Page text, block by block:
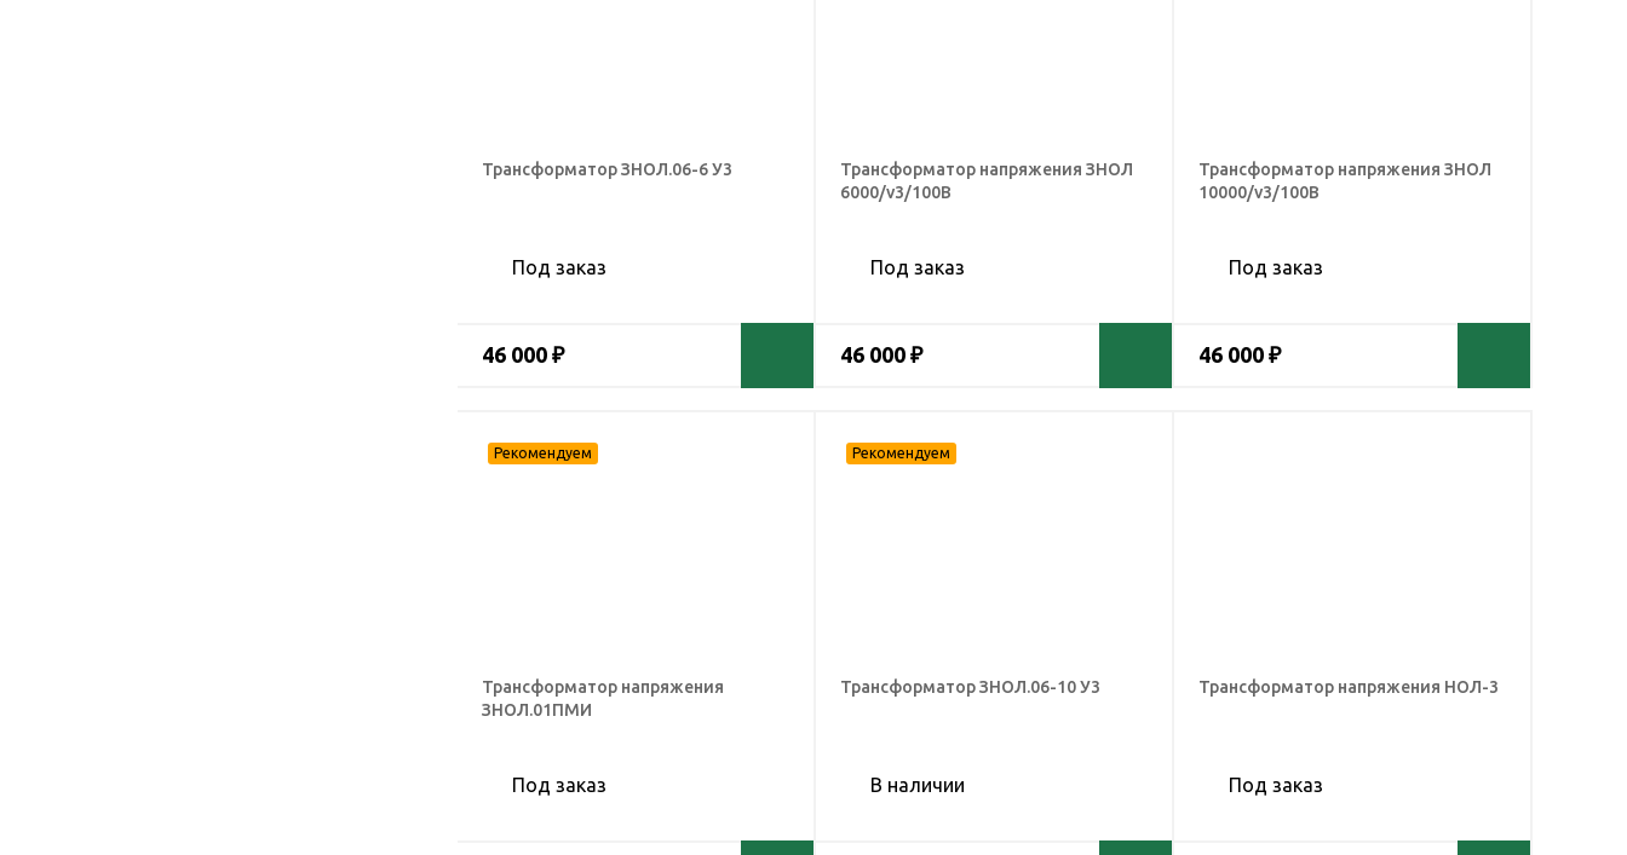
Трансформатор ЗНОЛ.06-6 У3
Под заказ
46 000 ₽
Трансформатор напряжения ЗНОЛ
6000/v3/100В
Под заказ
46 000 ₽
Трансформатор напряжения ЗНОЛ
10000/v3/100В
Под заказ
46 000 ₽
Трансформатор напряжения
ЗНОЛ.01ПМИ
Под заказ
Трансформатор ЗНОЛ.06-10 У3
В наличии
Трансформатор напряжения НОЛ-3
Под заказ